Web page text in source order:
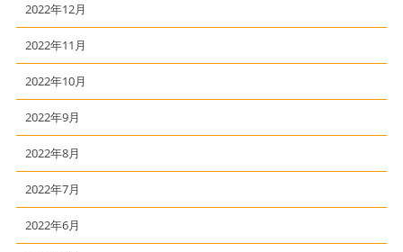
2022年12月
2022年11月
2022年10月
2022年9月
2022年8月
2022年7月
2022年6月